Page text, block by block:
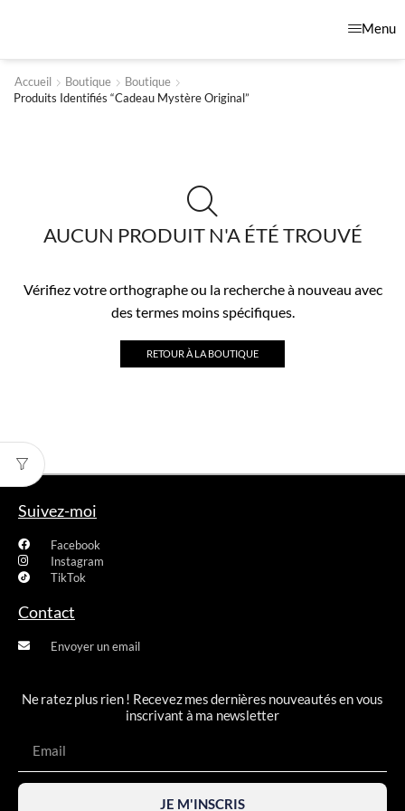
Menu
Accueil Boutique
Boutique
Produits Identifiés “cadeau Mystère Original”
AUCUN PRODUIT N'A ÉTÉ TROUVÉ
Vérifiez votre orthographe ou la recherche à nouveau avec
des termes moins spécifiques.
RETOUR À LA BOUTIQUE
Suivez-moi
Facebook
Instagram
TikTok
Contact
Envoyer un email
Ne ratez plus rien ! Recevez mes dernières nouveautés en vous
inscrivant à ma newsletter
JE M'INSCRIS